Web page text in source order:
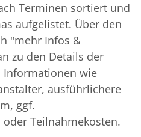
Terminen sortiert und
aufgelistet. Über den
"mehr Infos &
zu den Details der
Informationen wie
ausführlichere
ggf.
Teilnahmekosten.